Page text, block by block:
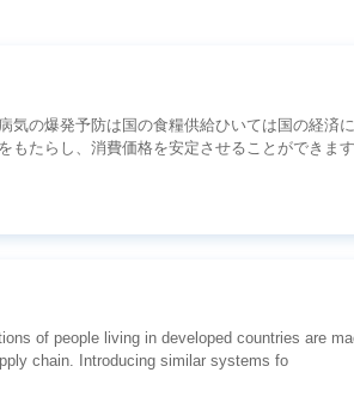
もたらし、消費価格を安定させることができま
the entire food supply chain. Introducing similar systems fo